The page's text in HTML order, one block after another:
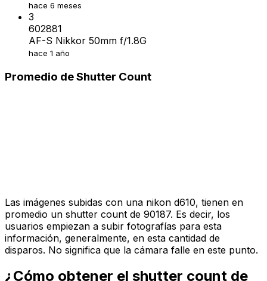
hace 6 meses
3
602881
AF-S Nikkor 50mm f/1.8G
hace 1 año
Promedio de Shutter Count
Las imágenes subidas con una nikon d610, tienen en
promedio un shutter count de 90187. Es decir, los
usuarios empiezan a subir fotografías para esta
información, generalmente, en esta cantidad de
disparos. No significa que la cámara falle en este punto.
¿Cómo obtener el shutter count de